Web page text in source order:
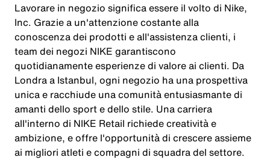
Lavorare in negozio significa essere il volto di Nike,
Inc. Grazie a un'attenzione costante alla
conoscenza dei prodotti e all'assistenza clienti, i
team dei negozi NIKE garantiscono
quotidianamente esperienze di valore ai clienti. Da
Londra a Istanbul, ogni negozio ha una prospettiva
unica e racchiude una comunità entusiasmante di
amanti dello sport e dello stile. Una carriera
all'interno di NIKE Retail richiede creatività e
ambizione, e offre l'opportunità di crescere assieme
ai migliori atleti e compagni di squadra del settore.